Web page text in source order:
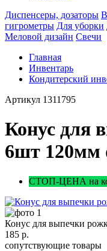
Диспенсеры, дозаторы
гигрометры Для уборки
Меловой дизайн Свечи
Главная
Инвентарь
Кондитерский
Артикул 1311795
Конус для
6шт 120мм
СТОП-ЦЕНА на
Конус для выпечки
185 р.
сопутствующие товары